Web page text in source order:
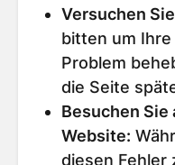
Versuchen
bitten um Ihre
Problem
die Seite
Besuchen
Website:
diesen Fehler